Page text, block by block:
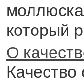
который
О